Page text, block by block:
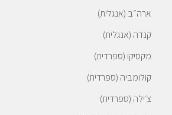
ארה״ב (אנגלית)
קנדה (אנגלית)
מקסיקו (ספרדית)
קולומביה (ספרדית)
צ׳ילה (ספרדית)